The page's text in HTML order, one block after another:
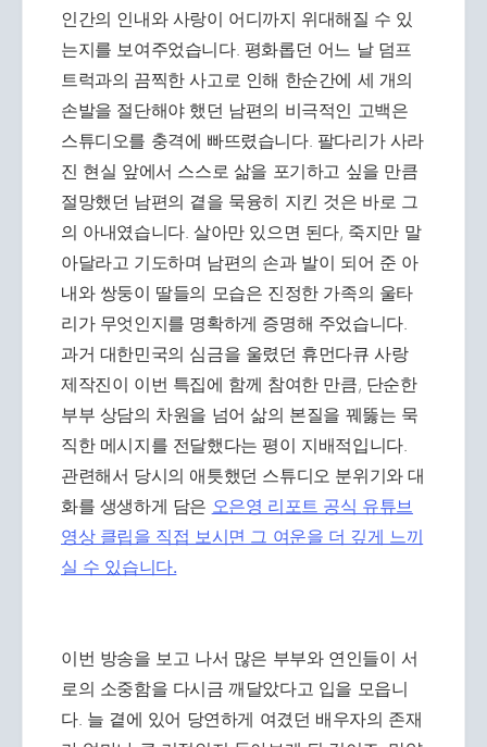
인간의 인내와 사랑이 어디까지 위대해질 수 있
는지를 보여주었습니다. 평화롭던 어느 날 덤프
트럭과의 끔찍한 사고로 인해 한순간에 세 개의
손발을 절단해야 했던 남편의 비극적인 고백은
스튜디오를 충격에 빠뜨렸습니다. 팔다리가 사라
진 현실 앞에서 스스로 삶을 포기하고 싶을 만큼
절망했던 남편의 곁을 묵융히 지킨 것은 바로 그
의 아내였습니다. 살아만 있으면 된다, 죽지만 말
아달라고 기도하며 남편의 손과 발이 되어 준 아
내와 쌍둥이 딸들의 모습은 진정한 가족의 울타
리가 무엇인지를 명확하게 증명해 주었습니다.
과거 대한민국의 심금을 울렸던 휴먼다큐 사랑
제작진이 이번 특집에 함께 참여한 만큼, 단순한
부부 상담의 차원을 넘어 삶의 본질을 꿰뚫는 묵
직한 메시지를 전달했다는 평이 지배적입니다.
관련해서 당시의 애틋했던 스튜디오 분위기와 대
화를 생생하게 담은 오은영 리포트 공식 유튜브
영상 클립을 직접 보시면 그 여운을 더 깊게 느끼
실 수 있습니다.
이번 방송을 보고 나서 많은 부부와 연인들이 서
로의 소중함을 다시금 깨달았다고 입을 모읍니
다. 늘 곁에 있어 당연하게 여겼던 배우자의 존재